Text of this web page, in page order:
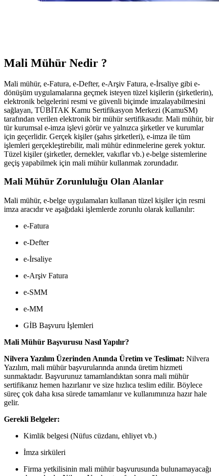
Mali Mühür Nedir ?
Mali mühür, e-Fatura, e-Defter, e-Arşiv Fatura, e-İrsaliye gibi e-
dönüşüm uygulamalarına geçmek isteyen tüzel kişilerin (şirketlerin),
elektronik belgelerini resmi ve güvenli biçimde imzalayabilmesini
sağlayan, TÜBİTAK Kamu Sertifikasyon Merkezi (KamuSM)
tarafından verilen elektronik bir mühür sertifikasıdır. Mali mühür, bir
tür kurumsal e-imza işlevi görür ve yalnızca şirketler ve kurumlar
için geçerlidir. Gerçek kişiler (şahıs şirketleri), e-imza ile tüm
işlemleri gerçekleştirebilir, mali mühür edinmelerine gerek yoktur.
Tüzel kişiler (şirketler, dernekler, vakıflar vb.) e-belge sistemlerine
geçiş yapabilmek için mali mühür kullanmak zorundadır.
Mali Mühür Zorunluluğu Olan Alanlar
Mali mühür, e-belge uygulamaları kullanan tüzel kişiler için resmi
imza aracıdır ve aşağıdaki işlemlerde zorunlu olarak kullanılır:
e-Fatura
e-Defter
e-İrsaliye
e-Arşiv Fatura
e-SMM
e-MM
GİB Başvuru İşlemleri
Mali Mühür Başvurusu Nasıl Yapılır?
Nilvera Yazılım Üzerinden Anında Üretim ve Teslimat: Nilvera
Yazılım, mali mühür başvurularında anında üretim hizmeti
sunmaktadır. Başvurunuz tamamlandıktan sonra mali mühür
sertifikanız hemen hazırlanır ve size hızlıca teslim edilir. Böylece
süreç çok daha kısa sürede tamamlanır ve kullanımınıza hazır hale
gelir.
Gerekli Belgeler:
Kimlik belgesi (Nüfus cüzdanı, ehliyet vb.)
İmza sirküleri
Firma yetkilisinin mali mühür başvurusunda bulunamayacağı